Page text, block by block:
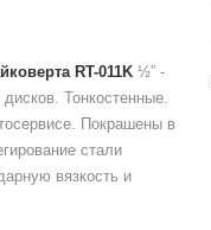
RT-011K ½” -
Тонкостенные.
Покрашены в
стали
вязкость и